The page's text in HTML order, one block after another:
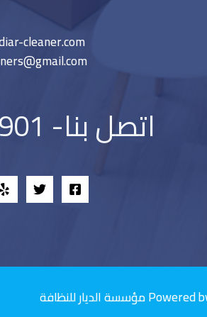
cleaner.com
اتصل بنا- 0534477901